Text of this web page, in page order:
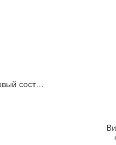
составной